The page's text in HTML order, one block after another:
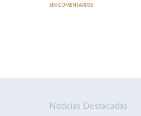
SIN COMENTARIOS
Noticias Destacadas